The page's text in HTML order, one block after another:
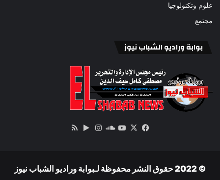
علوم وتكنولوجيا
مجتمع
بوابة وراديو الشباب نيوز
فيسبوك
‫X
‫YouTube
ساوندانستقرام‏Google
© 2022 حقوق النشر محفوظة لـبوابة وراديو الشباب نيوز